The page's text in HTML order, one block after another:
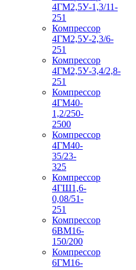
4ГМ2,5У-1,3/11-
251
Компрессор
4ГМ2,5У-2,3/6-
251
Компрессор
4ГМ2,5У-3,4/2,8-
251
Компрессор
4ГМ40-
1,2/250-
2500
Компрессор
4ГМ40-
35/23-
325
Компрессор
4ГШ1,6-
0,08/51-
251
Компрессор
6ВМ16-
150/200
Компрессор
6ГМ16-